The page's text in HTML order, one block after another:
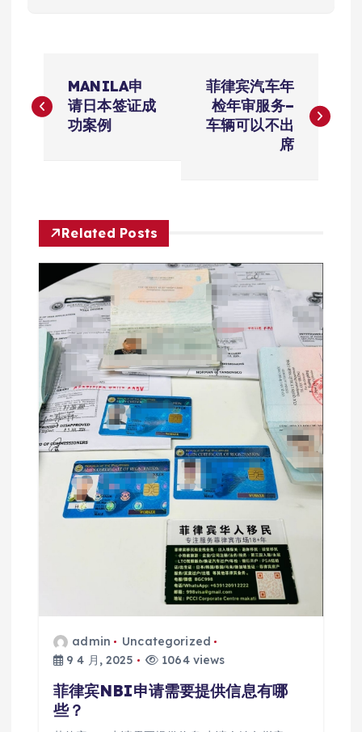
章
MANILA申
请日本签证成
功案例
菲律宾汽车年
检年审服务–
车辆可以不出
席
Related Posts
admin
Uncategorized
9 4 月, 2025
1064 views
菲律宾NBI申请需要提供信息有哪
些？